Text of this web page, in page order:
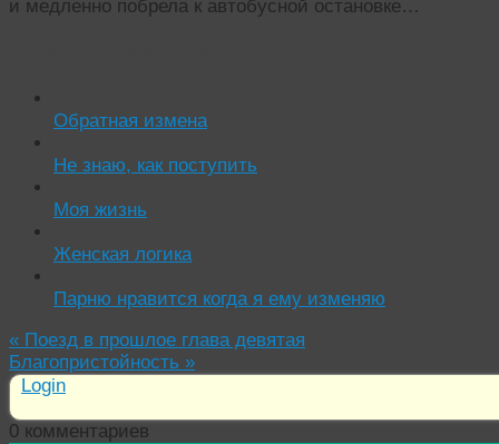
и медленно побрела к автобусной остановке…
Обратная измена
Не знаю, как поступить
Моя жизнь
Женская логика
Парню нравится когда я ему изменяю
« Поезд в прошлое глава девятая
Благопристойность »
Login
0 комментариев